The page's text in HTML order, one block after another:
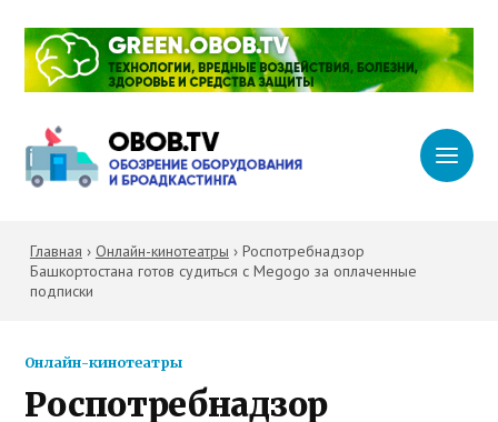
Главная › Онлайн-кинотеатры › Роспотребнадзор
Башкортостана готов судиться с Megogo за оплаченные
подписки
Онлайн-кинотеатры
Роспотребнадзор